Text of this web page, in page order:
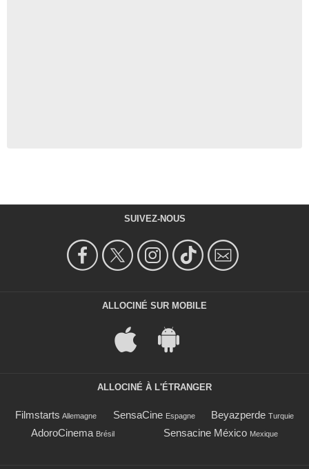
SUIVEZ-NOUS
ALLOCINÉ SUR MOBILE
ALLOCINÉ À L'ÉTRANGER
Filmstarts Allemagne SensaCine Espagne Beyazperde Turquie
AdoroCinema Brésil Sensacine México Mexique